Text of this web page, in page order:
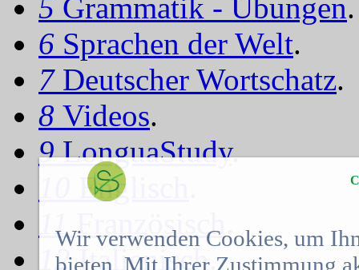
5 Grammatik - Übungen.
6 Sprachen der Welt.
7 Deutscher Wortschatz.
8 Videos.
9LonguaStudy.
Englisch
11Französisch
12Italienisch.
Wir verwenden Cookies, um
bieten. Mit Ihrer Zustimmung